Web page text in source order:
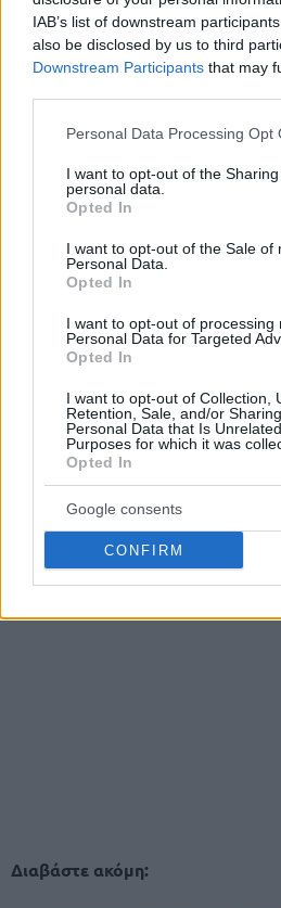
IAB’s list of downstream
also be disclosed by us to third
Downstream Participants that may
Please note that this website/app
not limited to your visit or usage
grant or deny consent to Google
use your data for below specified
consent section.
Personal Data Processing Opt
I want to opt-out of the
personal data.
Opted In
I want to opt-out of the Sale of
Personal Data.
Opted In
I want to opt-out of processing
Personal Data for Targeted
Opted In
I want to opt-out of Collection,
Retention, Sale, and/or
Personal Data that Is
Purposes for which it was
Opted In
Google consents
CONFIRM
2. ΑΠΑΛΛΑΣΕΤΑΙ η
ΚΑΛΑΘΟΣΦΑΙΡΙΚΗ ΑΝΩΝΥΜΗ
Διαβάστε ακόμη: